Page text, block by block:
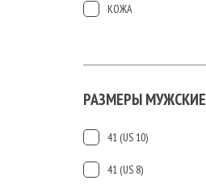
КОЖА
РАЗМЕРЫ МУЖСКИЕ
41 (US 10)
41 (US 8)